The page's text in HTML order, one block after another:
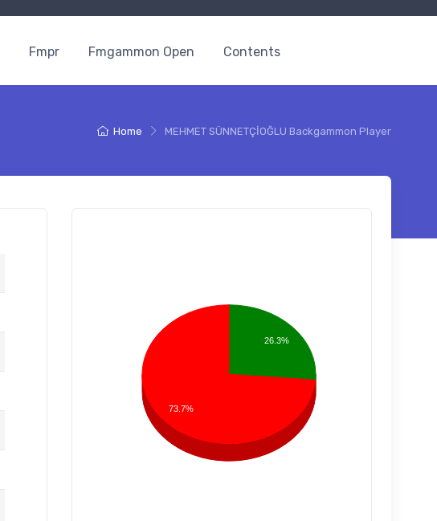
Fmpr Fmgammon Open Contents
Home MEHMET SÜNNETÇİOĞLU Backgammon Player
26.3%
73.7%